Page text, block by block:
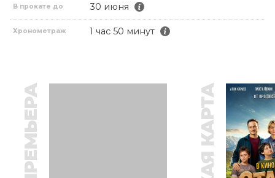
В прокате до 30 июня
Хронометраж 1 час 50 минут
ПРЕМЬЕРА